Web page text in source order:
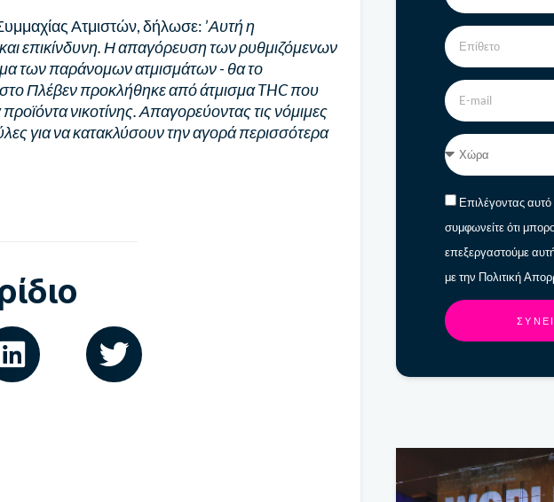
Ατμιστών, δήλωσε: ’Αυτή η
επικίνδυνη. Η απαγόρευση των ρυθμιζόμενων
των παράνομων ατμισμάτων - θα το
Πλέβεν προκλήθηκε από άτμισμα THC που
νικοτίνης. Απαγορεύοντας τις νόμιμες
για να κατακλύσουν την αγορά περισσότερα
Επιλέγοντας αυτό
συμφωνείτε ότι
επεξεργαστούμε
με την Πολιτική